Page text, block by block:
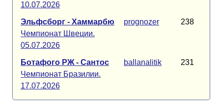
10.07.2026
Эльфсборг - Хаммарбю
Чемпионат Швеции.
05.07.2026
prognozer 238
Ботафого РЖ - Сантос
Чемпионат Бразилии.
17.07.2026
ballanalitik 231